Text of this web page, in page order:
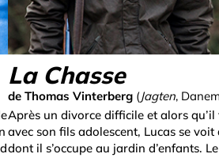
La Chasse
de Thomas Vinterberg (Jagten,
Après un divorce difficile et alors
avec son fils adolescent, Lucas se
dont il s’occupe au jardin d’enfants.